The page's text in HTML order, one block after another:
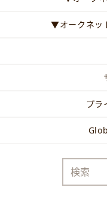
▼オークネッ
プラ